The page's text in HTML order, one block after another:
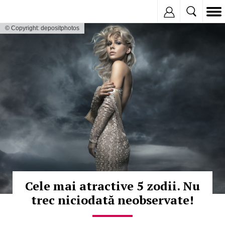
© Copyright: depositphotos
Cele mai atractive 5 zodii. Nu
trec niciodată neobservate!